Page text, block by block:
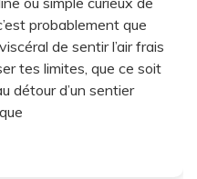
probablement que
de sentir l’air frais
tes limites, que ce soit
détour d’un sentier